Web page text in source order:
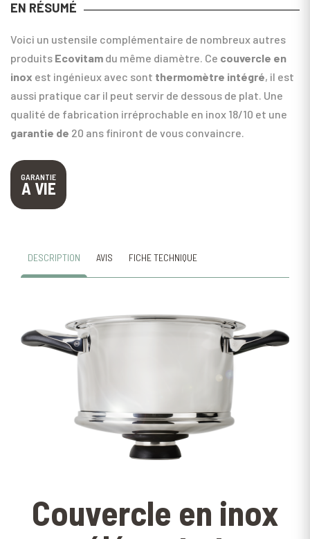
EN RÉSUMÉ
Voici un ustensile complémentaire de nombreux autres
produits Ecovitam du même diamètre. Ce couvercle en
inox est ingénieux avec sont thermomètre intégré, il est
aussi pratique car il peut servir de dessous de plat. Une
qualité de fabrication irréprochable en inox 18/10 et une
garantie de 20 ans finiront de vous convaincre.
GARANTIE
A VIE
DESCRIPTION AVIS FICHE TECHNIQUE
Couvercle en inox